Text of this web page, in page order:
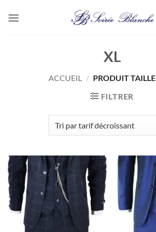
XL
ACCUEIL / PRODUIT TAILLE
FILTRER